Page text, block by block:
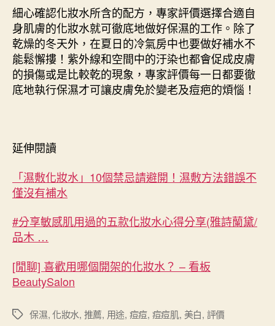
細心確認化妝水所含的配方，專家評價選擇合適自
身肌膚的化妝水就可徹底地做好保濕的工作。除了
乾燥的冬天外，在夏日的冷氣房中也要做好補水不
能鬆懈摟！紫外線和空間中的汙染也都會促成皮膚
的損傷或是比較乾的現象，專家評價每一日都要徹
底地執行保濕才可讓皮膚免於變老及痘疤的煩惱！
延伸閱讀
「濕敷化妝水」10個禁忌請避開！濕敷方法錯誤不
僅沒有補水
#分享敏感肌用過的五款化妝水心得分享(雅詩蘭黛/
品木 …
[閒聊] 喜歡用哪個開架的化妝水？ – 看板
BeautySalon
標
保濕,化妝水, 推薦, 用途, 痘痘, 痘痘肌, 美白, 評價